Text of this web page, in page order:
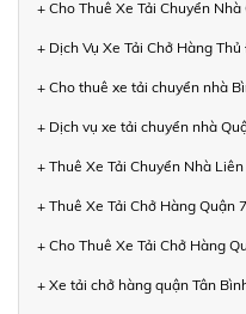
+ Cho Thuê Xe Tải Chuyển
+ Dịch Vụ Xe Tải Chở Hàng
+ Cho thuê xe tải chuyển nhà
+ Dịch vụ xe tải chuyển nhà
+ Thuê Xe Tải Chuyển Nhà
+ Thuê Xe Tải Chở Hàng Quận
+ Cho Thuê Xe Tải Chở Hàng
+ Xe tải chở hàng quận Tân